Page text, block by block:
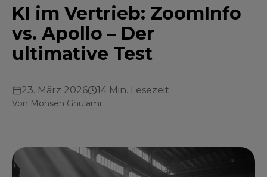
KI im Vertrieb: ZoomInfo
vs. Apollo – Der
ultimative Test
23. März 2026 14 Min. Lesezeit
Von Mohsen Ghulami